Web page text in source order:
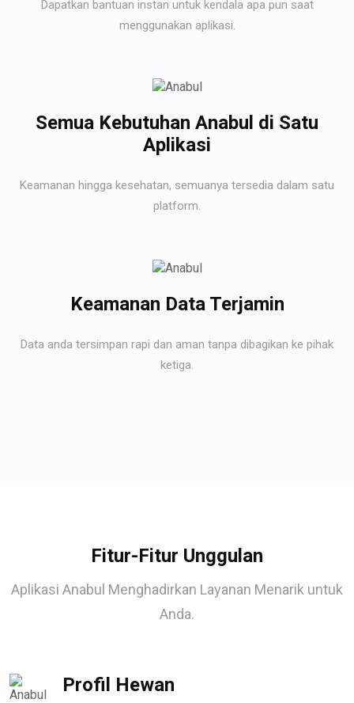
Dapatkan bantuan instan untuk kendala apa pun saat
menggunakan aplikasi.
Semua Kebutuhan Anabul di Satu
Aplikasi
Keamanan hingga kesehatan, semuanya tersedia dalam satu
platform.
Keamanan Data Terjamin
Data anda tersimpan rapi dan aman tanpa dibagikan ke pihak
ketiga.
Fitur-Fitur Unggulan
Aplikasi Anabul Menghadirkan Layanan Menarik untuk
Anda.
Profil Hewan